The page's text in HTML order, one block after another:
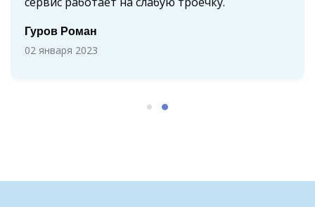
Гуров Роман
02 января 2023